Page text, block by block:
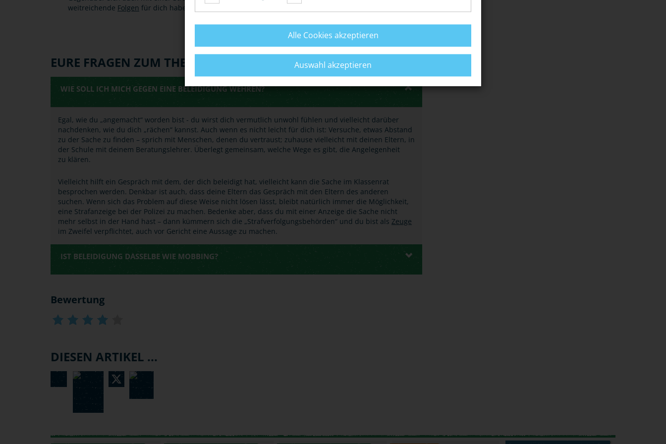
weitreichende Folgen für dich haben: in der Schule genauso wie im übrigen Leben.
EURE FRAGEN ZUM THEMA
WIE SOLL ICH MICH GEGEN EINE BELEIDIGUNG WEHREN?
Egal, wie du „angemacht“ worden bist - du wirst dich vermutlich unwohl fühlen und vielleicht darüber
nachdenken, wie du dich „rächen“ kannst. Auch wenn es nicht leicht für dich ist: Versuche, etwas Abstand
zu der Sache zu finden – sprich mit Menschen, denen du vertraust; zuhause vielleicht mit deinen Eltern, in
der Schule mit deinem Beratungslehrer. Überlegt gemeinsam, welche Wege es gibt, die Angelegenheit
zu klären.
Vielleicht hilft ein Gespräch mit dem, der dich beleidigt hat, vielleicht kann die Sache im Klassenrat
besprochen werden. Denkbar ist auch, dass deine Eltern das Gespräch mit den Eltern des anderen
suchen. Wenn sich das Problem auf diese Weise nicht lösen lässt, bleibt natürlich immer die Möglichkeit,
eine Strafanzeige bei der Polizei zu machen. Bedenke aber, dass du mit einer Anzeige die Sache nicht
mehr selbst in der Hand hast – dann kümmern sich die „Strafverfolgungsbehörden“ und du bist als Zeuge
im Zweifel verpflichtet, auch vor Gericht eine Aussage zu machen.
IST BELEIDIGUNG DASSELBE WIE MOBBING?
Bewertung
DIESEN ARTIKEL ...
Alle Cookies akzeptieren
Auswahl akzeptieren